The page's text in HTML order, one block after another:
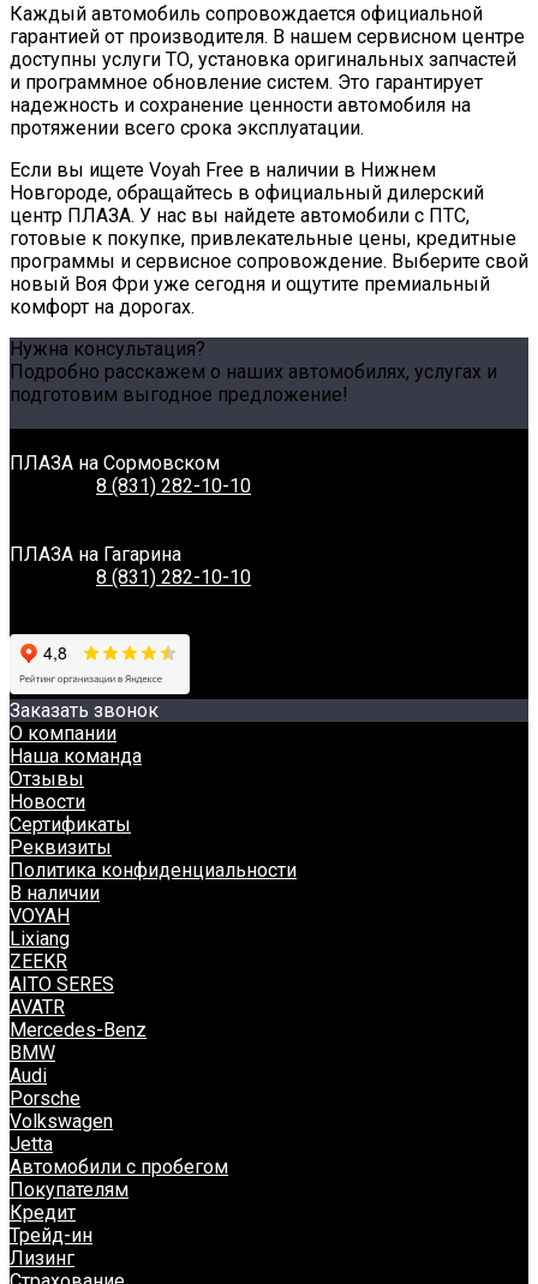
Каждый автомобиль сопровождается официальной
гарантией от производителя. В нашем сервисном центре
доступны услуги ТО, установка оригинальных запчастей
и программное обновление систем. Это гарантирует
надежность и сохранение ценности автомобиля на
протяжении всего срока эксплуатации.
Если вы ищете Voyah Free в наличии в Нижнем
Новгороде, обращайтесь в официальный дилерский
центр ПЛАЗА. У нас вы найдете автомобили с ПТС,
готовые к покупке, привлекательные цены, кредитные
программы и сервисное сопровождение. Выберите свой
новый Воя Фри уже сегодня и ощутите премиальный
комфорт на дорогах.
Нужна консультация?
Подробно расскажем о наших автомобилях, услугах и
подготовим выгодное предложение!
ПЛАЗА на Сормовском
8 (831) 282-10-10
ПЛАЗА на Гагарина
8 (831) 282-10-10
Заказать звонок
О компании
Наша команда
Отзывы
Новости
Сертификаты
Реквизиты
Политика конфиденциальности
В наличии
VOYAH
Lixiang
ZEEKR
AITO SERES
AVATR
Mercedes-Benz
BMW
Audi
Porsche
Volkswagen
Jetta
Автомобили с пробегом
Покупателям
Кредит
Трейд-ин
Лизинг